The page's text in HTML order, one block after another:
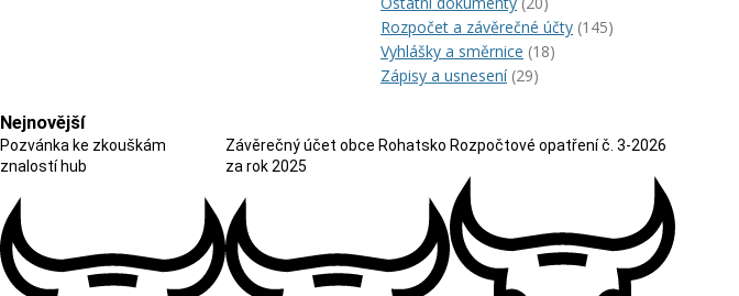
Rozpočet a závěrečné účty (145)
Vyhlášky a směrnice (18)
Zápisy a usnesení(29)
Nejnovější
Pozvánka ke zkouškám
znalostí hub
Závěrečný účet obce Rohatsko
za rok 2025
Rozpočtové opatření č. 3-2026